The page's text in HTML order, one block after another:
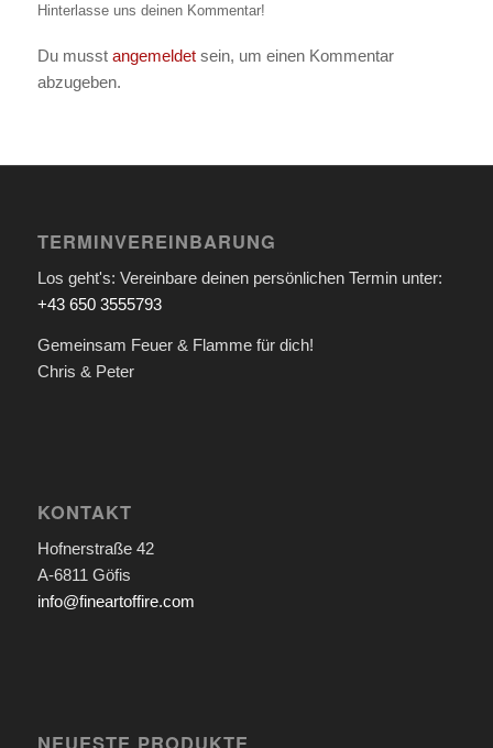
Hinterlasse uns deinen Kommentar!
Du musst angemeldetsein, um einen Kommentar
abzugeben.
TERMINVEREINBARUNG
Los geht's: Vereinbare deinen persönlichen Termin unter:
+43 650 3555793
Gemeinsam Feuer & Flamme für dich!
Chris & Peter
KONTAKT
Hofnerstraße 42
A-6811 Göfis
info@fineartoffire.com
NEUESTE PRODUKTE